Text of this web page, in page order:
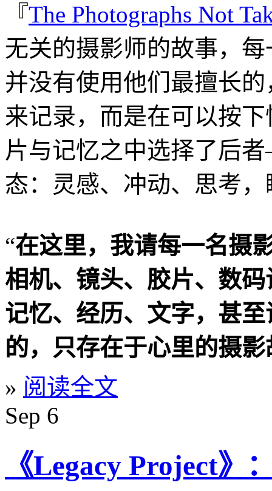
『The Photographs Not
无关的摄影师的故事，
并没有使用他们最擅长
来记录，而是在可以按
片与记忆之中选择了后
态：灵感、冲动、思考
“在这里，我请每一名摄
相机、镜头、胶片、数
记忆、经历、文字，甚
的，只存在于心里的摄影
» 阅读全文
Sep 6
《Legacy Project》